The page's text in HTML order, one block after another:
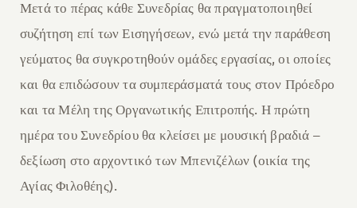
Μετά το πέρας κάθε Συνεδρίας θα πραγματοποιηθεί
συζήτηση επί των Εισηγήσεων, ενώ μετά την παράθεση
γεύματος θα συγκροτηθούν ομάδες εργασίας,οι οποίες
και θα επιδώσουν τα συμπεράσματά τους στον Πρόεδρο
και ταΜέλη τηςΟργανωτικής Επιτροπής. Η πρώτη
ημέρα του Συνεδρίου θα κλείσει με μουσική βραδιά –
δεξίωση στο αρχοντικό τωνΜπενιζέλων (οικία της
Αγίας Φιλοθέης).